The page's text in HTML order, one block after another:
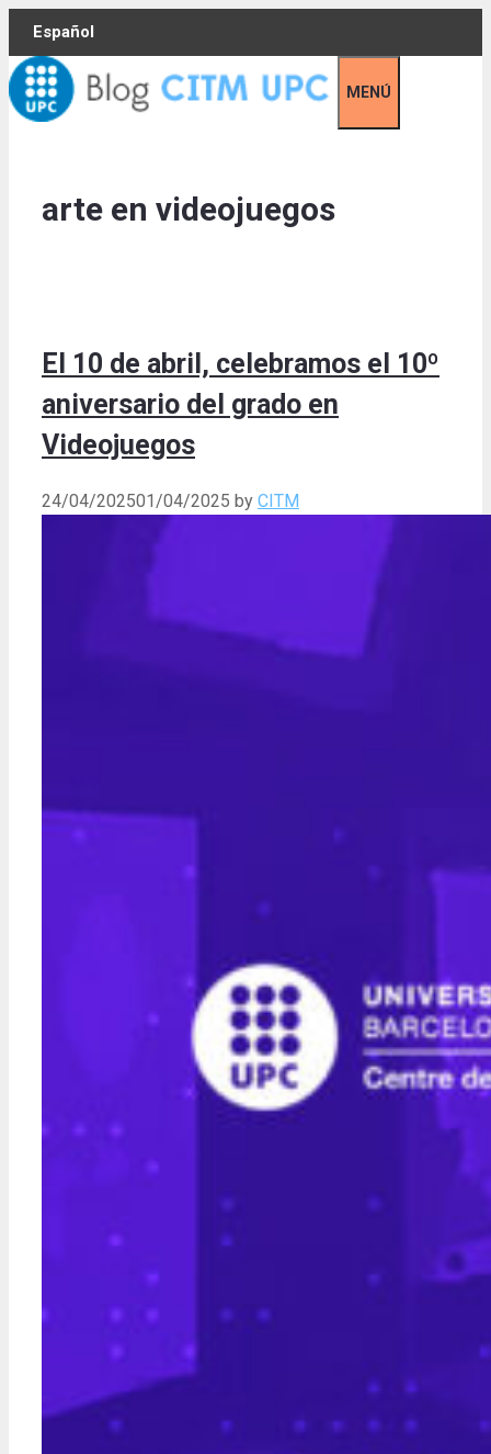
Skip
content
Español
MENÚ
arte en videojuegos
El 10 de abril, celebramos el 10º
aniversario del grado en
Videojuegos
24/04/202501/04/2025 by CITM